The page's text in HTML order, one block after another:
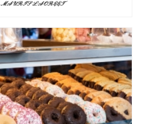
MAURIS LAOREET